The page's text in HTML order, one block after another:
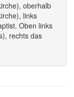
oberhalb
links
Oben links
rechts das